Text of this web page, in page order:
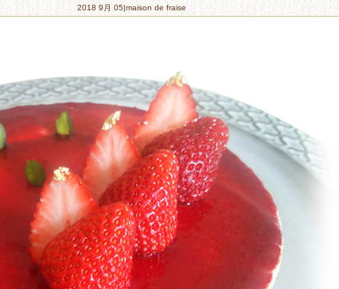
2018 9月 05|maison de fraise